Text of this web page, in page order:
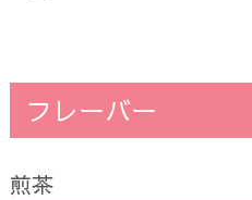
フレーバー
煎茶